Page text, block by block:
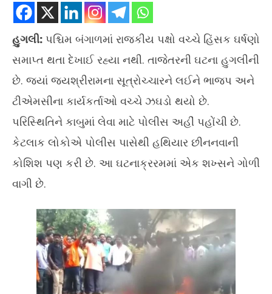
NOW VIEWING
પ.બંગાળમાં ભાજપ-ટીએમસી વચ્ચે બબાલ યથાવત, પોલીસની રિવોલ્વર
છીનવવાની કોશિશ, બે ઘાયલ
27,
की
હુગલી: પશ્ચિમ બંગાળમાં રાજકીય પક્ષો વચ્ચે હિંસક ઘર્ષણો
સમાપ્ત થતા દેખાઈ રહ્યા નથી. તાજેતરની ઘટના હુગલીની
છે. જ્યાં જયશ્રીરામના સૂત્રોચ્ચારને લઈને ભાજપ અને
ટીએમસીના કાર્યકર્તાઓ વચ્ચે ઝઘડો થયો છે.
પરિસ્થિતિને કાબુમાં લેવા માટે પોલીસ અહીં પહોંચી છે.
કેટલાક લોકોએ પોલીસ પાસેથી હથિયાર છીનનવાની
કોશિશ પણ કરી છે. આ ઘટનાક્રરમમાં એક શખ્સને ગોળી
વાગી છે.